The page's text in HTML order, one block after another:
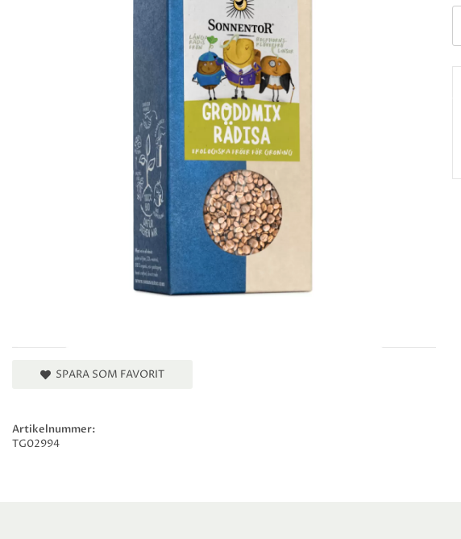
SPARA SOM FAVORIT
Artikelnummer:
TG02994